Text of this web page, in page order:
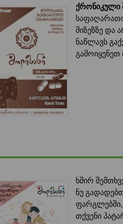
ქრონიკული
მიზეზზე და
ნაწლავს
ხშირ
ნუ
ფარგლებში,
თქვენი